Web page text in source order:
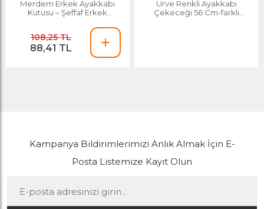
Merdem Erkek Ayakkabı
Kutusu – Şeffaf Erkek
108,25 TL
88,41 TL
Urve Renkli Ayakkabı
Çekeceği 56 Cm-farklı
Kampanya Bildirimlerimizi Anlık Almak İçin E-
Posta Listemize Kayıt Olun